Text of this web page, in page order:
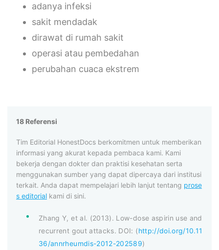
adanya infeksi
sakit mendadak
dirawat di rumah sakit
operasi atau pembedahan
perubahan cuaca ekstrem
18 Referensi
Tim Editorial HonestDocs berkomitmen untuk memberikan
informasi yang akurat kepada pembaca kami. Kami
bekerja dengan dokter dan praktisi kesehatan serta
menggunakan sumber yang dapat dipercaya dari institusi
terkait. Anda dapat mempelajari lebih lanjut tentang prose
s editorial kami di sini.
Zhang Y, et al. (2013). Low-dose aspirin use and
recurrent gout attacks. DOI: (http://doi.org/10.11
36/annrheumdis-2012-202589)